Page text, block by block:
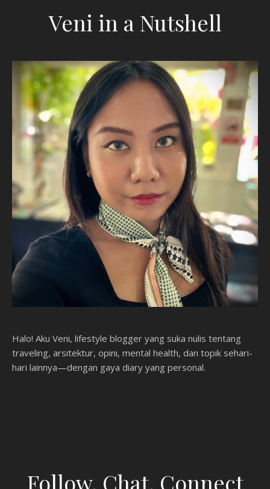
Veni in a Nutshell
Halo! Aku Veni, lifestyle blogger yang suka nulis tentang
traveling, arsitektur, opini, mental health, dan topik sehari-
hari lainnya—dengan gaya diary yang personal.
Follow, Chat, Connect